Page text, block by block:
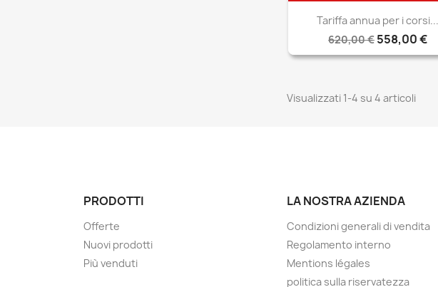
Anteprima
Tariffa annua per i corsi...
620,00 € 558,00 €
Visualizzati 1-4 su 4 articoli
PRODOTTI
Offerte
Nuovi prodotti
Più venduti
LA NOSTRA AZIENDA
Condizioni generali di vendita
Regolamento interno
Mentions légales
politica sulla riservatezza